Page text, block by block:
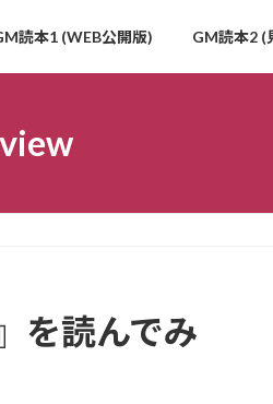
読本1 (WEB公開版) GM読本2 (
を読んでみ